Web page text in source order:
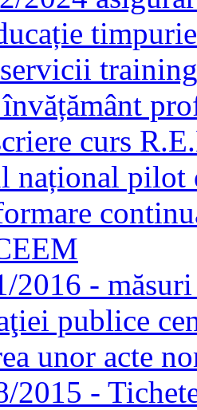
curs
național pilot
2016 -
publice
unor acte
2015 -